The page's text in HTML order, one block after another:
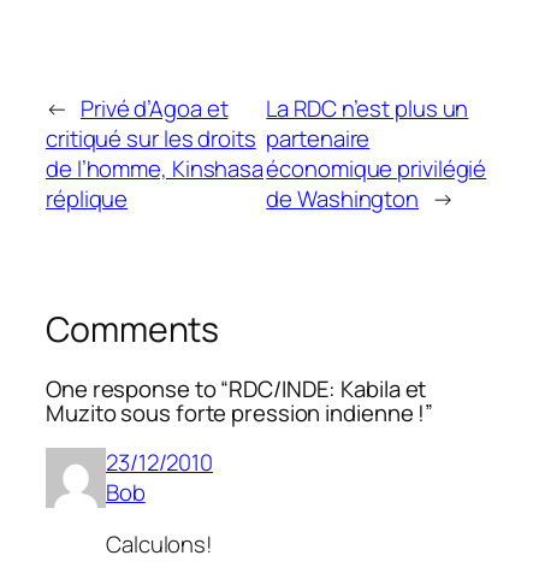
← Privé d’Agoa et
critiqué sur les droits
de l’homme, Kinshasa
réplique
La RDC n’est plus un
partenaire
économique privilégié
de Washington →
Comments
One response to “RDC/INDE: Kabila et
Muzito sous forte pression indienne !‏”
23/12/2010
Bob
Calculons!